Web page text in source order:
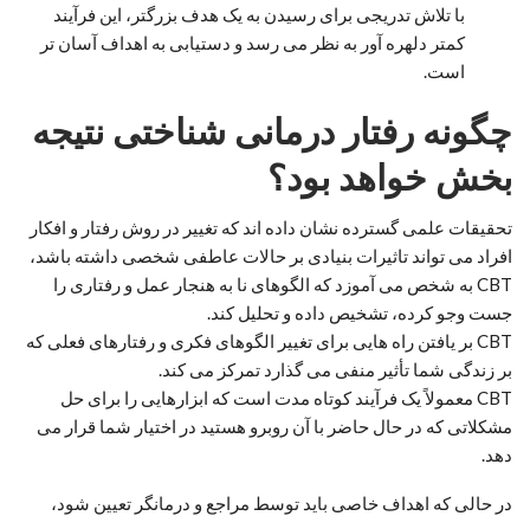
با تلاش تدریجی برای رسیدن به یک هدف بزرگتر، این فرآیند
کمتر دلهره آور به نظر می رسد و دستیابی به اهداف آسان تر
است.
چگونه رفتار درمانی شناختی نتیجه
بخش خواهد بود؟
تحقیقات علمی گسترده نشان داده اند که تغییر در روش رفتار و افکار
افراد می تواند تاثیرات بنیادی بر حالات عاطفی شخصی داشته باشد،
CBT به شخص می آموزد که الگوهای نا به هنجار عمل و رفتاری را
جست وجو کرده، تشخیص داده و تحلیل کند.
CBT بر یافتن راه هایی برای تغییر الگوهای فکری و رفتارهای فعلی که
بر زندگی شما تأثیر منفی می گذارد تمرکز می کند.
CBT معمولاً یک فرآیند کوتاه مدت است که ابزارهایی را برای حل
مشکلاتی که در حال حاضر با آن روبرو هستید در اختیار شما قرار می
دهد.
در حالی که اهداف خاصی باید توسط مراجع و درمانگر تعیین شود،